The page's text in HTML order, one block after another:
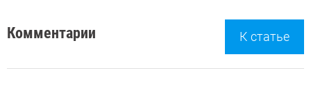
Комментарии К статье